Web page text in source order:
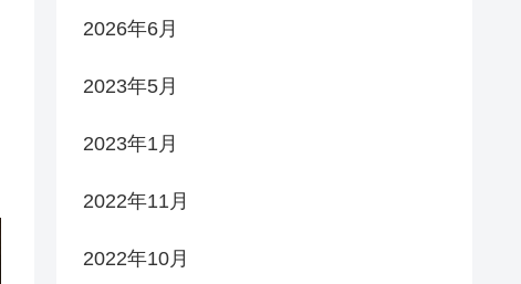
2026年6月
2023年5月
2023年1月
2022年11月
2022年10月